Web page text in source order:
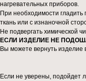
нагревательных приборов.
При необходимости гладить
ткань или с изнаночной
Не подвергать химической
ЕСЛИ ИЗДЕЛИЕ НЕ
Вы можете вернуть изделие
Если не уверены,